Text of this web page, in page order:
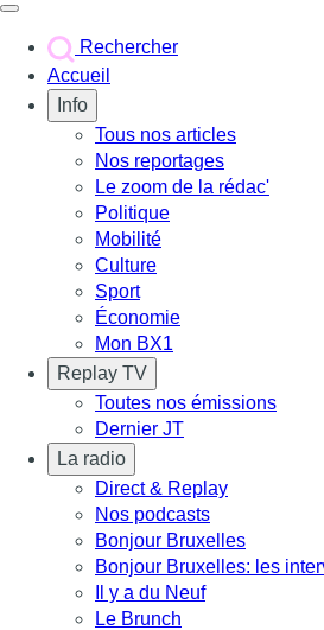
Rechercher
Accueil
Info
Tous nos articles
Nos reportages
Le zoom de la rédac'
Politique
Mobilité
Culture
Sport
Économie
Mon BX1
Replay TV
Toutes nos émissions
Dernier JT
La radio
Direct & Replay
Nos podcasts
Bonjour Bruxelles
Bonjour Bruxelles: les
Il y a du Neuf
Le Brunch